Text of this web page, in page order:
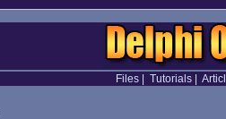
Files| Tutorials|